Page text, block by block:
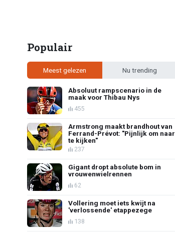
Populair
Meest gelezen Nu trending
Absoluut rampscenario in de
maak voor Thibau Nys
455
Armstrong maakt brandhout van
Ferrand-Prévot: "Pijnlijk om naar
te kijken"
237
Gigant dropt absolute bom in
vrouwenwielrennen
62
Vollering moet iets kwijt na
'verlossende' etappezege
138